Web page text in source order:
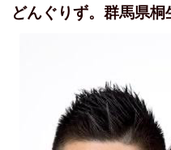
どんぐりず。群馬県